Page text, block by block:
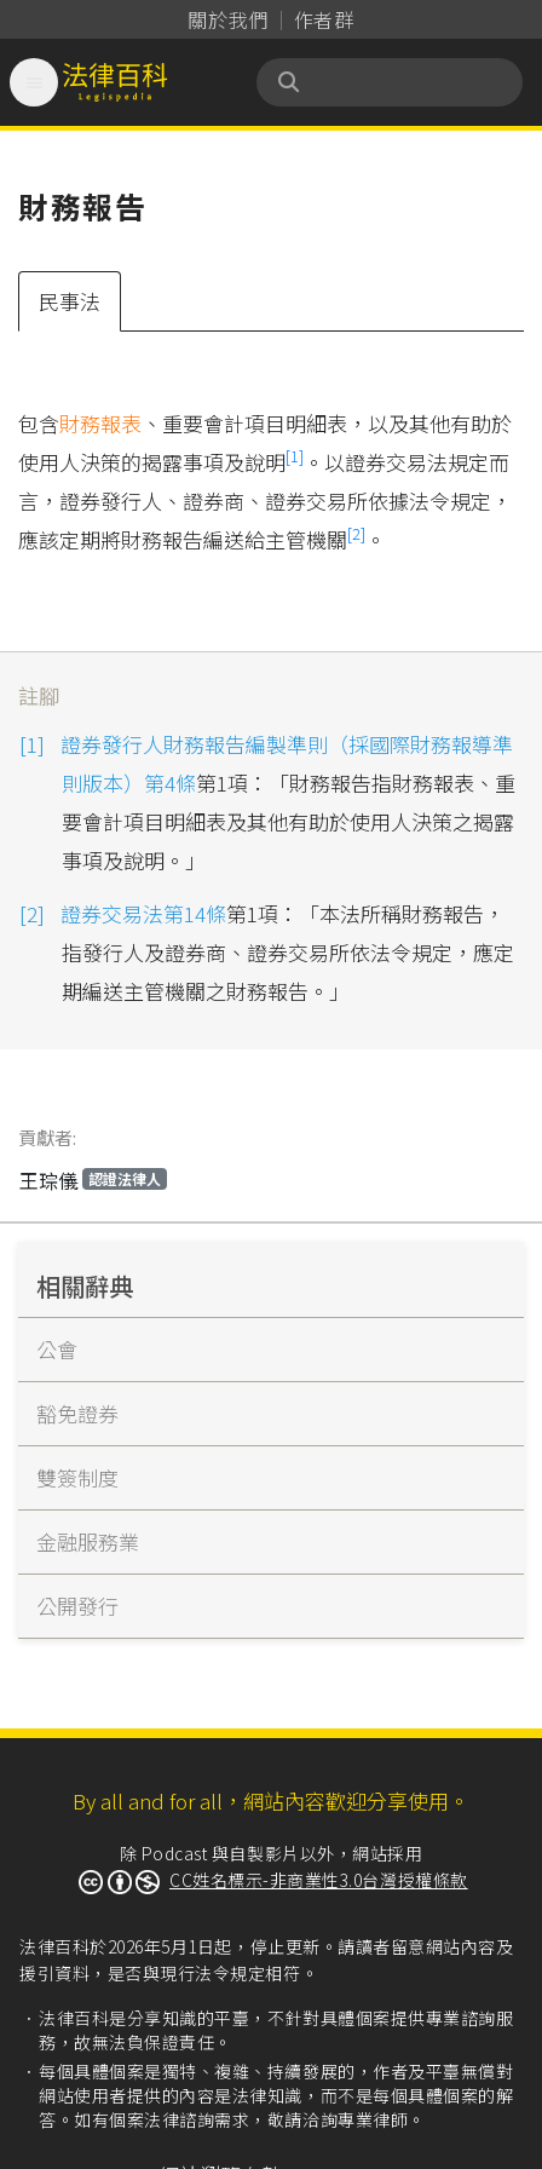
關於我們 作者群
法律百科 Legispedia
財務報告
民事法
包含財務報表 、重要會計項目明細表，以及其他有助於
使用人決策的揭露事項及說明[1] 。以證券交易法規定而
言，證券發行人、證券商、證券交易所依據法令規定，
應該定期將財務報告編送給主管機關[2] 。
註腳
證券發行人財務報告編製準則（採國際財務報導準
則版本）第4條第1項：「財務報告指財務報表、重
要會計項目明細表及其他有助於使用人決策之揭露
事項及說明。」
證券交易法第14條第1項：「本法所稱財務報告，
指發行人及證券商、證券交易所依法令規定，應定
期編送主管機關之財務報告。」
貢獻者:
王琮儀 認證法律人
相關辭典
公會
豁免證券
雙簽制度
金融服務業
公開發行
By all and for all，網站內容歡迎分享使用。
除 Podcast 與自製影片以外，網站採用
CC姓名標示-非商業性3.0台灣授權條款
法律百科於2026年5月1日起，停止更新。請讀者留意網站內容及
援引資料，是否與現行法令規定相符。
法律百科是分享知識的平臺，不針對具體個案提供專業諮詢服
務，故無法負保證責任。
每個具體個案是獨特、複雜、持續發展的，作者及平臺無償對
網站使用者提供的內容是法律知識，而不是每個具體個案的解
答。如有個案法律諮詢需求，敬請洽詢專業律師。